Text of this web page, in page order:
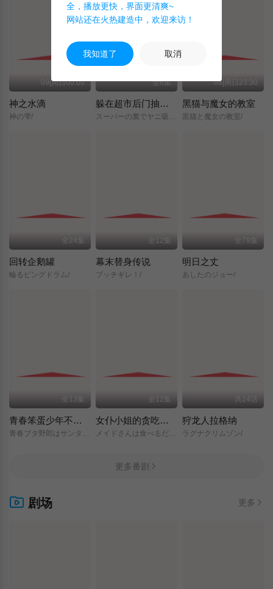
09|周日00:00
神之水滴
神の雫/
全6集
躲在超市后门抽烟的两人
スーパーの裏でヤニ吸うふたり/
08|周日23:30
黑猫与魔女的教室
黒猫と魔女の教室/
全24集
回转企鹅罐
輪るピングドラム/
全12集
幕末替身传说
ブッチギレ！/
全79集
明日之丈
あしたのジョー/
全13集
青春笨蛋少年不做圣诞服女郎的梦
全12集
女仆小姐的贪吃日常
メイドさんは食べるだけ/
共24话
狩龙人拉格纳
ラグナクリムゾン/
更多番剧
剧场 更多
全，播放更快，界面更清爽~
网站还在火热建造中，欢迎来访！
我知道了 取消